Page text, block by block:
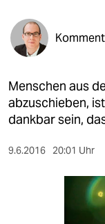
gesellschaft
kultur
sport
berlin
nord
wahrheit
Menschen aus
abzuschieben,
dankbar sein,
9.6.2016 20:01 Uhr